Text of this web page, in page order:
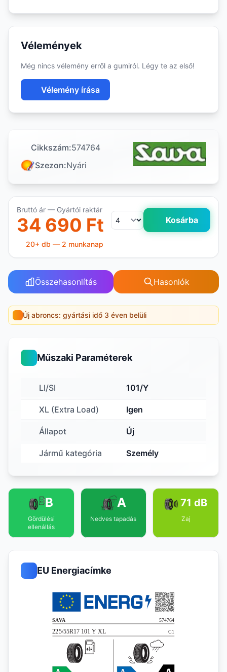
Vélemények
Még nincs vélemény erről a gumiról. Légy te az első!
Vélemény írása
Cikkszám:574764
Szezon:Nyári
Bruttó ár — Gyártói raktár
34 690 Ft Kosárba
20+ db — 2 munkanap
Összehasonlítás Hasonlók
Új abroncs: gyártási idő 3 éven belüli
Műszaki Paraméterek
LI/SI 101/Y
XL (Extra Load) Igen
Állapot Új
Jármű kategória Személy
B
Gördülési
ellenállás
A
Nedves tapadás
71 dB
Zaj
EU Energiacímke